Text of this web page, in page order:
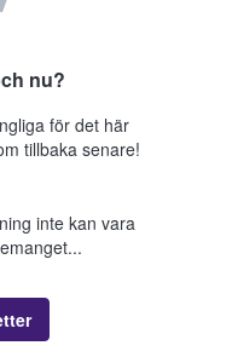
nu?
för det här
tillbaka senare!
inte kan vara